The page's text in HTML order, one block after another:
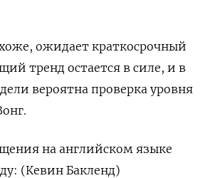
ожидает краткосрочный
тренд остается в силе, и в
вероятна проверка уровня
на английском языке
(Кевин Бакленд)